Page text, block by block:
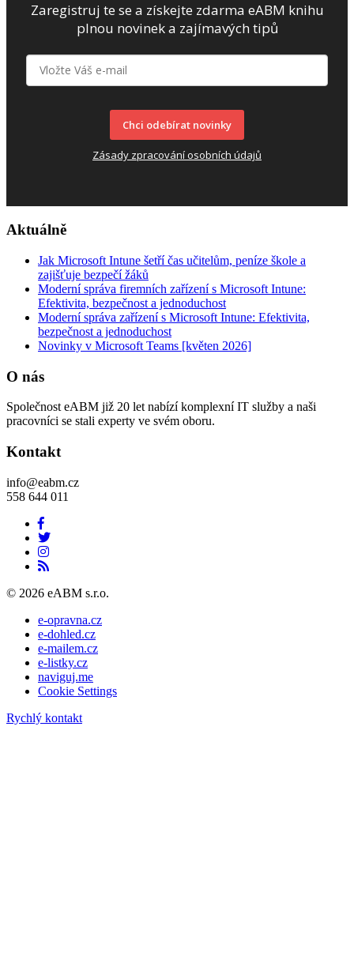
Zaregistruj te se a získejte zdarma eABM knihu
plnou novinek a zajímavých tipů
Chci odebírat novinky
Zásady zpracování osobních údajů
Aktuálně
Jak Microsoft Intune šetří čas učitelům, peníze škole a
zajišťuje bezpečí žáků
Moderní správa firemních zařízení s Microsoft Intune:
Efektivita, bezpečnost a jednoduchost
Moderní správa zařízení s Microsoft Intune: Efektivita,
bezpečnost a jednoduchost
Novinky v Microsoft Teams [květen 2026]
O nás
Společnost eABM již 20 let nabízí komplexní IT služby a naši
pracovníci se stali experty ve svém oboru.
Kontakt
info@eabm.cz
558 644 011
© 2026 eABM s.r.o.
e-opravna.cz
e-dohled.cz
e-mailem.cz
e-listky.cz
naviguj.me
Cookie Settings
Rychlý kontakt